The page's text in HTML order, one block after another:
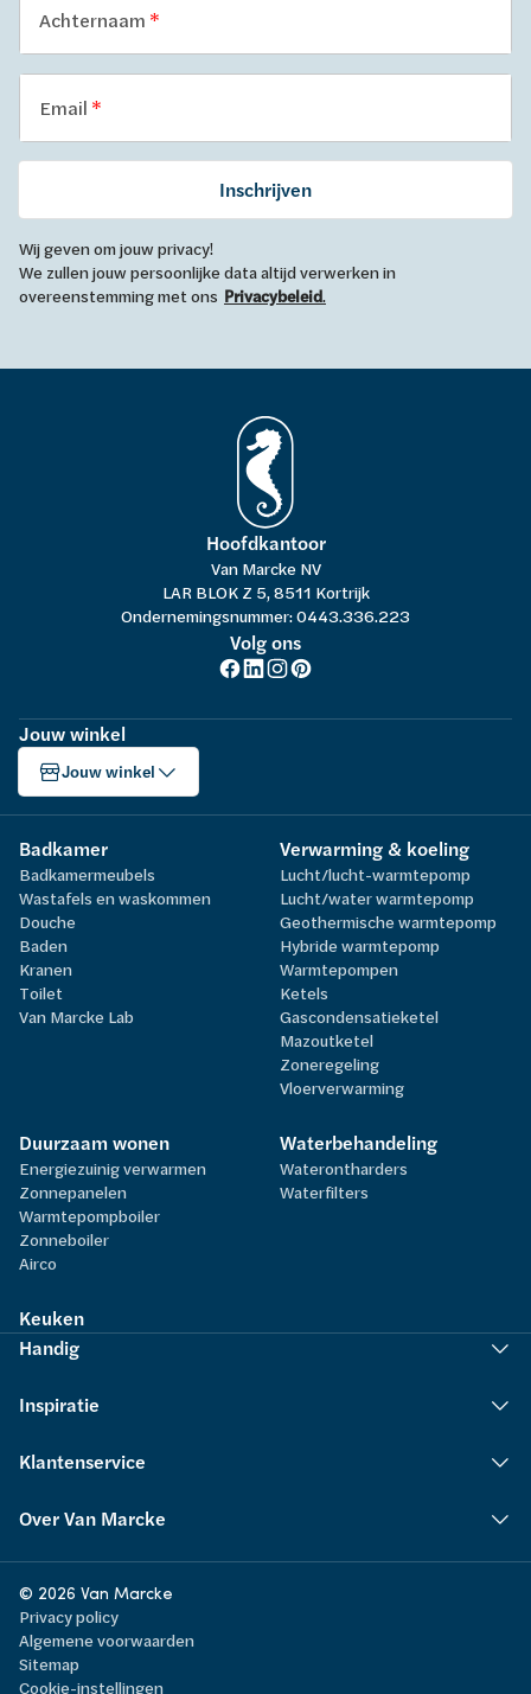
Achternaam
Email
Inschrijven
Wij geven om jouw privacy!
We zullen jouw persoonlijke data altijd verwerken in
overeenstemming met ons Privacybeleid.
Hoofdkantoor
Van Marcke NV
LAR BLOK Z 5, 8511 Kortrijk
Ondernemingsnummer: 0443.336.223
Volg ons
Jouw winkel
Jouw winkel
Badkamer
Badkamermeubels
Wastafels en waskommen
Douche
Baden
Kranen
Toilet
Van Marcke Lab
Verwarming & koeling
Lucht/lucht-warmtepomp
Lucht/water warmtepomp
Geothermische warmtepomp
Hybride warmtepomp
Warmtepompen
Ketels
Gascondensatieketel
Mazoutketel
Zoneregeling
Vloerverwarming
Duurzaam wonen
Energiezuinig verwarmen
Zonnepanelen
Warmtepompboiler
Zonneboiler
Airco
Waterbehandeling
Waterontharders
Waterfilters
Keuken
Handig
Inspiratie
Klantenservice
Over Van Marcke
© 2026 Van Marcke
Privacy policy
Algemene voorwaarden
Sitemap
Cookie-instellingen